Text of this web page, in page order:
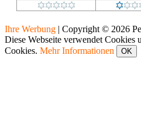
Ihre Werbung | Copyright © 2026
Diese Webseite verwendet Cookies
Cookies. Mehr Informationen OK